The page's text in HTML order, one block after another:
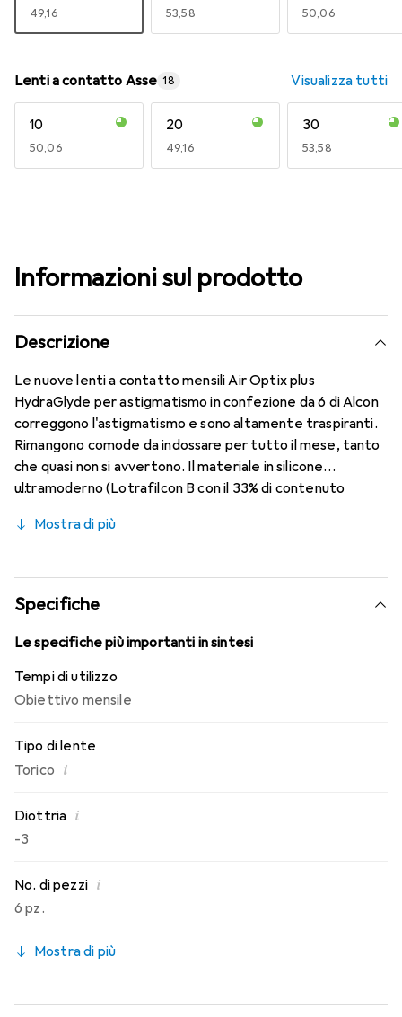
EUR
49,16 EUR
53,58 EUR
50,06
Lenti a contatto Asse 18 Visualizza tutti
10
EUR
50,06
20
EUR
49,16
30
EUR
53,58
Informazioni sul prodotto
Descrizione
Le nuove lenti a contatto mensili Air Optix plus
HydraGlyde per astigmatismo in confezione da 6 di Alcon
correggono l'astigmatismo e sono altamente traspiranti.
Rimangono comode da indossare per tutto il mese, tanto
che quasi non si avvertono. Il materiale in silicone
ultramoderno (Lotrafilcon B con il 33% di contenuto
Moisture Matrix e la nota tecnologia SmartShield,
conosci. Comfort e assenza di fastidi per tutto il giorno
con queste lenti mensili.
Mostra di più
Specifiche
Le specifiche più importanti in sintesi
Tempi di utilizzo
Obiettivo mensile
Tipo di lente
Torico i
Diottria i
-3
No. di pezzi i
6 pz.
Mostra di più